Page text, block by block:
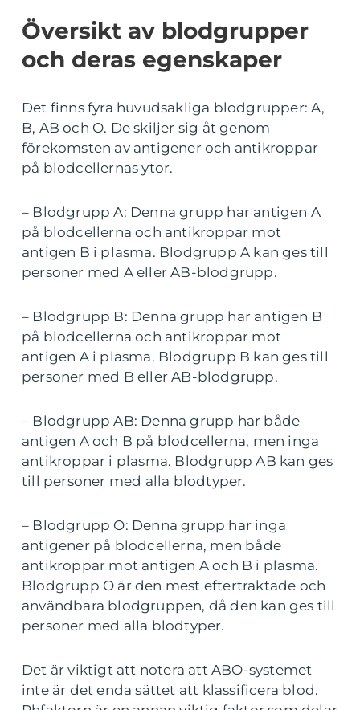
Översikt av blodgrupper
och deras egenskaper
Det finns fyra huvudsakliga blodgrupper: A,
B, AB och O. De skiljer sig åt genom
förekomsten av antigener och antikroppar
på blodcellernas ytor.
– Blodgrupp A: Denna grupp har antigen A
på blodcellerna och antikroppar mot
antigen B i plasma. Blodgrupp A kan ges till
personer med A eller AB-blodgrupp.
– Blodgrupp B: Denna grupp har antigen B
på blodcellerna och antikroppar mot
antigen A i plasma. Blodgrupp B kan ges till
personer med B eller AB-blodgrupp.
– Blodgrupp AB: Denna grupp har både
antigen A och B på blodcellerna, men inga
antikroppar i plasma. Blodgrupp AB kan ges
till personer med alla blodtyper.
– Blodgrupp O: Denna grupp har inga
antigener på blodcellerna, men både
antikroppar mot antigen A och B i plasma.
Blodgrupp O är den mest eftertraktade och
användbara blodgruppen, då den kan ges till
personer med alla blodtyper.
Det är viktigt att notera att ABO-systemet
inte är det enda sättet att klassificera blod.